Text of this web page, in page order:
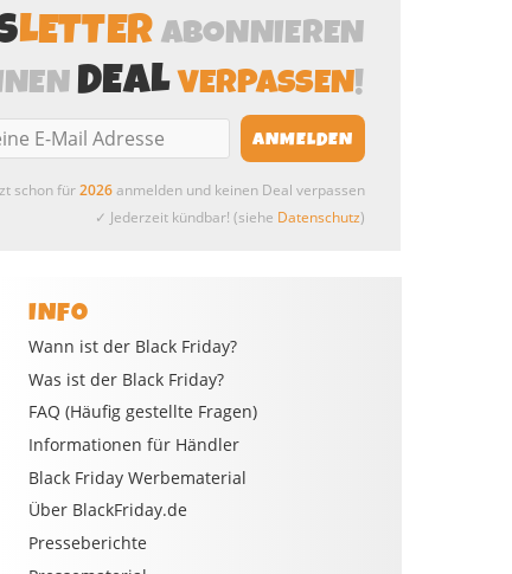
LETTERABONNIEREN
DEALVERPASSEN!
schon für2026anmelden und keinen Deal verpassen
✓ Jederzeit kündbar! (siehe Datenschutz)
INFO
Wann ist der Black Friday?
Was ist der Black Friday?
FAQ (Häufig gestellte Fragen)
Informationen für Händler
Black Friday Werbematerial
Über BlackFriday.de
Presseberichte